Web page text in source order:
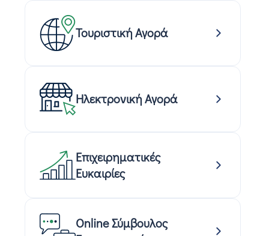
Τουριστική Αγορά
Ηλεκτρονική Αγορά
Επιχειρηματικές
Ευκαιρίες
Online Σύμβουλος